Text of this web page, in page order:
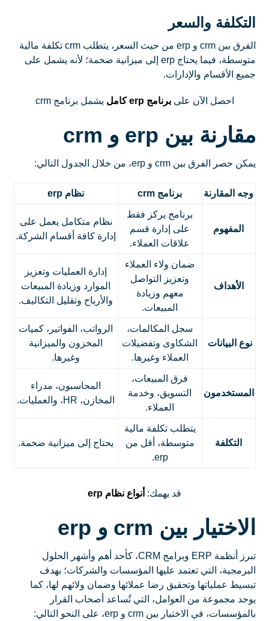
التكلفة والسعر
الفرق بين crm و erp من حيث السعر، يتطلب crm تكلفة مالية
متوسطة، فيما يحتاج erp إلى ميزانية ضخمة؛ لأنه يشمل على
جميع الأقسام والإدارات.
احصل الآن علىبرنامج erp كامل يشمل برنامج crm
مقارنة بين erp و crm
يمكن حصر الفرق بين crm و erp، من خلال الجدول التالي:
وجه المقارنة برنامج crm نظام erp
المفهوم
برنامج يركز فقط
على إدارة قسم
علاقات العملاء.
نظام متكامل يعمل على
إدارة كافة أقسام الشركة.
الأهداف
ضمان ولاء العملاء
وتعزيز التواصل
معهم وزيادة
المبيعات.
إدارة العمليات وتعزيز
الموارد وزيادة المبيعات
والأرباح وتقليل التكاليف.
نوع البيانات
سجل المكالمات،
الشكاوى وتفضيلات
العملاء وغيرها.
الرواتب، الفواتير، كميات
المخزون والميزانية
وغيرها.
المستخدمون
فرق المبيعات،
التسويق، وخدمة
العملاء.
المحاسبون، مدراء
المخازن، HR، والعمليات.
التكلفة
يتطلب تكلفة مالية
متوسطة، أقل من
erp.
يحتاج إلى ميزانية ضخمة.
قد يهمك: أنواع نظام erp
الاختيار بين crm و erp
تبرز أنظمة ERP وبرامج CRM، كأحد أهم وأشهر الحلول
البرمجية، التي تعتمد عليها المؤسسات والشركات؛ بهدف
تبسيط عملياتها وتحقيق رضا عملائها وضمان ولائهم لها، كما
يوجد مجموعة من العوامل، التي تُساعد أصحاب القرار
بالمؤسسات، في الاختيار بين crm و erp، على النحو التالي: